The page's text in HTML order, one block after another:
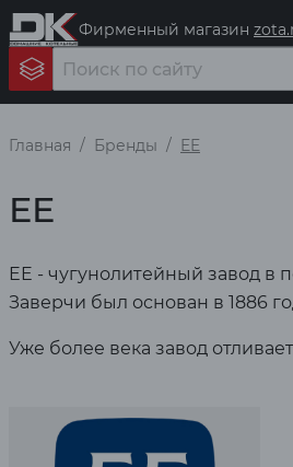
Фирменный магазин
Главная Бренды EE
EE
EE - чугунолитейный завод в
Заверчи был основан в 1886
Уже более века завод